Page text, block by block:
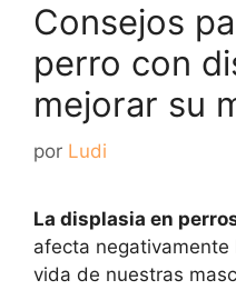
Consejos
perro con
mejorar su
por Ludi
La displasia en
afecta
vida de nuestras